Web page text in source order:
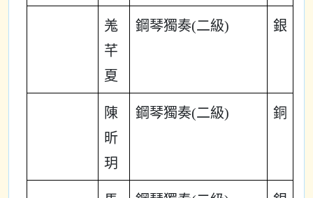
羗
芊
夏
鋼琴獨奏(二級) 銀
陳
昕
玥
鋼琴獨奏(二級) 銅